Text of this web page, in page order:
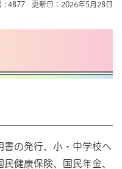
: 4877 更新日：2026年5月28日
の発行、小・中学校へ
健康保険、国民年金、